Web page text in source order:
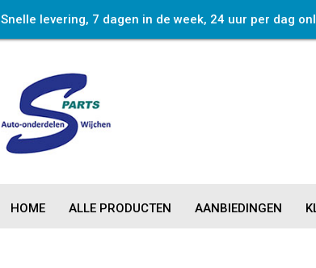
Snelle levering, 7 dagen in de week, 24 uur per dag
HOME ALLE PRODUCTEN AANBIEDINGEN